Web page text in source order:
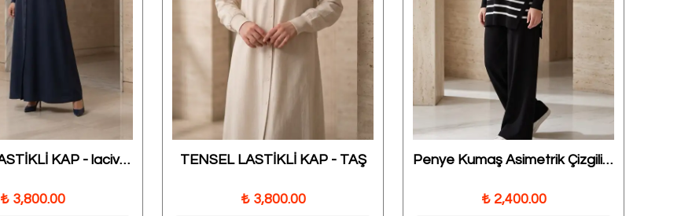
TENSEL LASTİKLİ KAP - lacivert
₺ 3,800.00
TENSEL LASTİKLİ KAP - TAŞ
₺ 3,800.00
Penye Kumaş Asimetrik Çizgili Takım - SİYAH
₺ 2,400.00